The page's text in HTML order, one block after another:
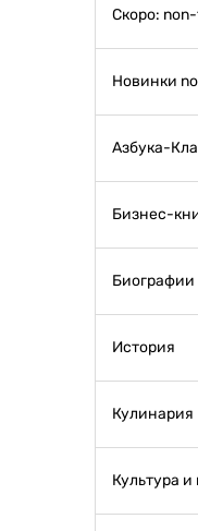
Скоро:
Новинки
Азбука-
Бизнес-
История
Кулинария
Культура и